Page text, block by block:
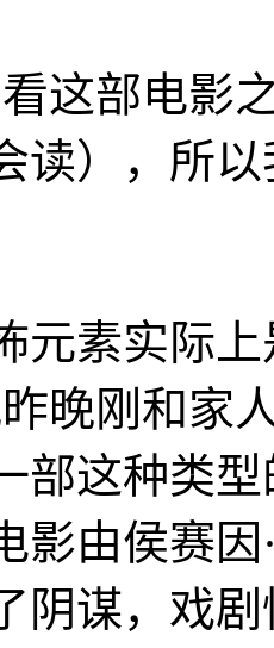
这部电影
读），所
元素实际
晚刚和家
部这种类
影由侯赛因
阴谋，戏